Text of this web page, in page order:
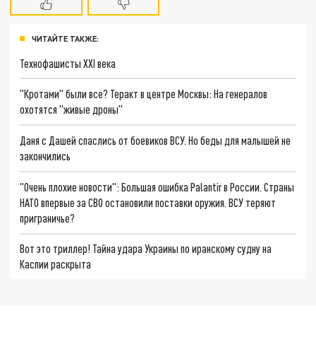
ЧИТАЙТЕ ТАКЖЕ:
Технофашисты XXI века
"Кротами" были все? Теракт в центре Москвы: На генералов
охотятся "живые дроны"
Даня с Дашей спаслись от боевиков ВСУ. Но беды для малышей не
закончились
"Очень плохие новости": Большая ошибка Palantir в России. Страны
НАТО впервые за СВО остановили поставки оружия. ВСУ теряют
приграничье?
Вот это триллер! Тайна удара Украины по иранскому судну на
Каспии раскрыта